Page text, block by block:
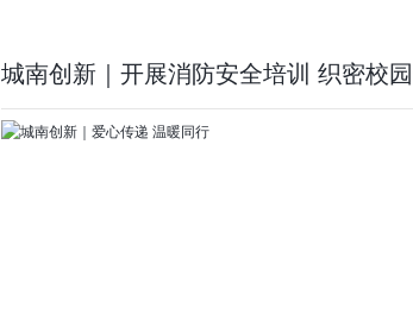
城南创新｜开展消防安全培训 织密校